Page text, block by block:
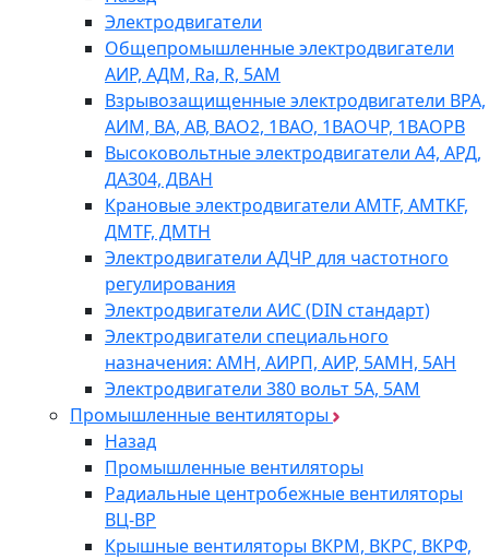
Электродвигатели
Общепромышленные электродвигатели
АИР, АДМ, Ra, R, 5AM
Взрывозащищенные электродвигатели ВРА,
АИМ, ВА, АВ, ВАO2, 1ВАО, 1ВАОЧР, 1ВАОРВ
Высоковольтные электродвигатели A4, АРД,
ДАЗ04, ДВАН
Крановые электродвигатели AMTF, AMTKF,
ДMTF, ДМТН
Электродвигатели АДЧР для частотного
регулирования
Электродвигатели АИС (DIN стандарт)
Электродвигатели специального
назначения: АМН, АИРП, АИР, 5АМН, 5АН
Электродвигатели 380 вольт 5А, 5АМ
Промышленные вентиляторы
Назад
Промышленные вентиляторы
Радиальные центробежные вентиляторы
ВЦ-ВР
Крышные вентиляторы ВКРМ, ВКРС, ВКРФ,